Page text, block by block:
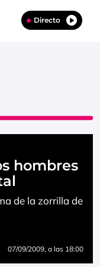
Directo
hombres
de la zorrilla de
07/09/2009, a las 18:00